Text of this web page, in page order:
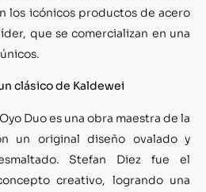
los icónicos productos de acero
que se comercializan en una
clásico de Kaldewei
Duo es una obra maestra de la
un original diseño ovalado y
Stefan Diez fue el
creativo, logrando una